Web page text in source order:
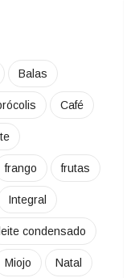
Balas
Café
frango frutas
Integral
leite condensado
Miojo Natal